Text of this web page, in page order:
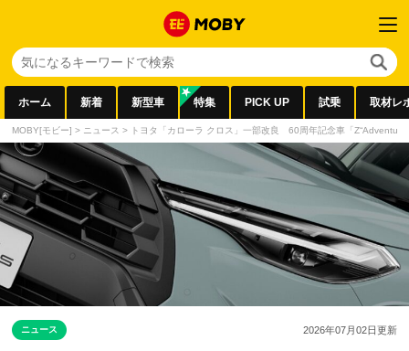
ホーム 新着 新型車 特集 PICK UP 試乗 取材レ
MOBY[モビー] > ニュース > トヨタ「カローラ クロス」一部改良 60周年記念車「
ニュース 2026年07月02日更新